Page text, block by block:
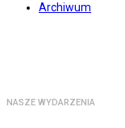
Archiwum
NASZE WYDARZENIA